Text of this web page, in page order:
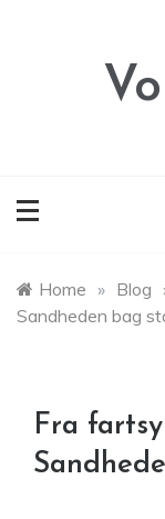
Home » Blog
Sandheden bag
Fra